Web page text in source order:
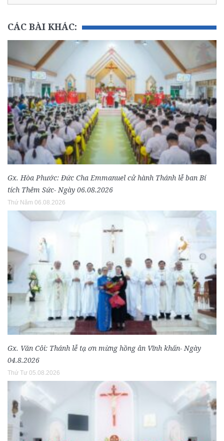
CÁC BÀI KHÁC:
Gx. Hòa Phước: Đức Cha Emmanuel cử hành Thánh lễ ban Bí
tích Thêm Sức- Ngày 06.08.2026
Thứ Năm 06.08.2026
Gx. Văn Côi: Thánh lễ tạ ơn mừng hồng ân Vĩnh khấn- Ngày
04.8.2026
Thứ Tư 05.08.2026